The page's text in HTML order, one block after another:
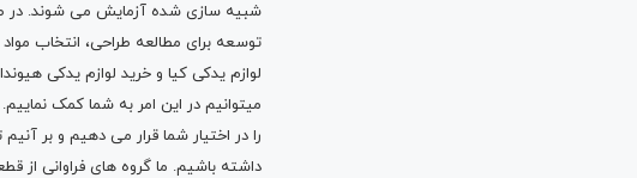
شبیه سازی شده آزمایش می شوند. در
توسعه برای مطالعه طراحی، انتخاب
لوازم یدکی کیا و خرید لوازم یدکی
میتوانیم در این امر به شما کمک نماییم.
را در اختیار شما قرار می دهیم و بر
داشته باشیم. ما گروه های فراوانی از